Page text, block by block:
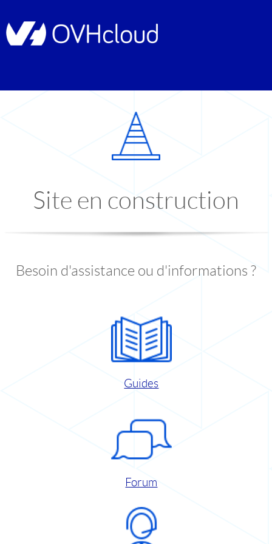
Site en construction
Besoin d'assistance ou d'informations ?
Guides
Forum